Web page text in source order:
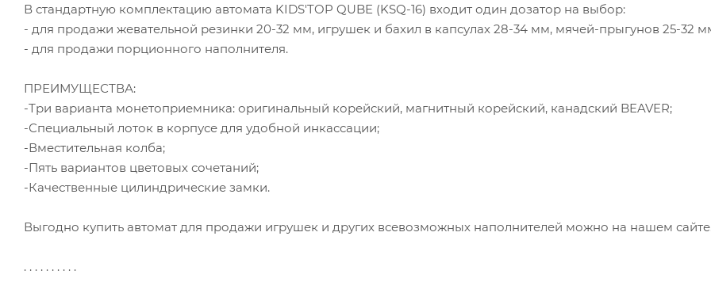
В стандартную комплектацию автомата KIDS'TOP QUBE (KSQ-16) входит один дозатор на выбор:
- для продажи жевательной резинки 20-32 мм, игрушек и бахил в капсулах 28-34 мм, мячей-прыгунов 25-32
- для продажи порционного наполнителя.
ПРЕИМУЩЕСТВА:
-Три варианта монетоприемника: оригинальный корейский, магнитный корейский, канадский BEAVER;
-Специальный лоток в корпусе для удобной инкассации;
-Вместительная колба;
-Пять вариантов цветовых сочетаний;
-Качественные цилиндрические замки.
Выгодно купить автомат для продажи игрушек и других всевозможных наполнителей можно на нашем
. . . . . . . . . .